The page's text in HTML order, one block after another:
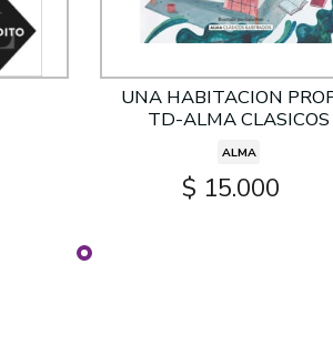
UNA HABITACION
TD-ALMA CLASICOS
ALMA
$ 15.000